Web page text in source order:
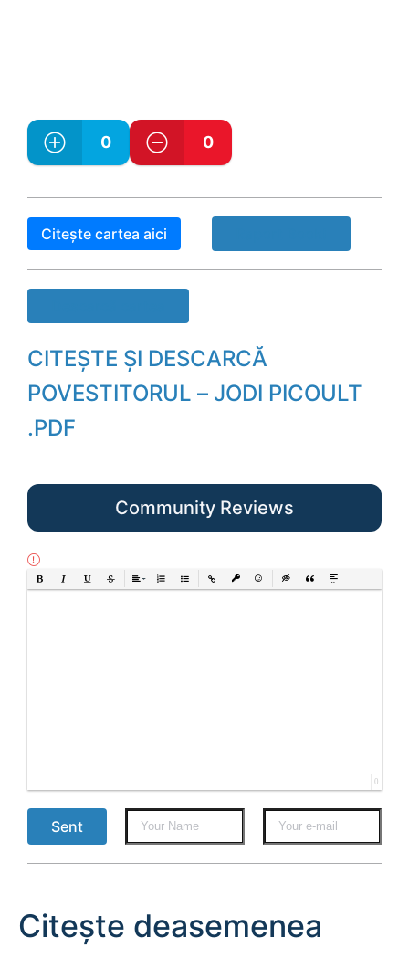
0 0
Citește cartea aici
CITEȘTE ȘI DESCARCĂ
POVESTITORUL – JODI PICOULT
.PDF
Community Reviews
Bold Italic UnderlineStrikethrough
AlignOrdered List
Unordered List
Insert LinkInsert protected link
EmoticonsInsert hidden text
Insert Quote
Insert spoiler
0
Sent
Citește deasemenea